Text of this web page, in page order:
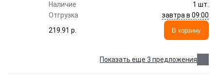
Наличие
1 шт.
Отгрузка
завтра в 09:00
219.91 p.
В корзину
Показать еще 3 предложения